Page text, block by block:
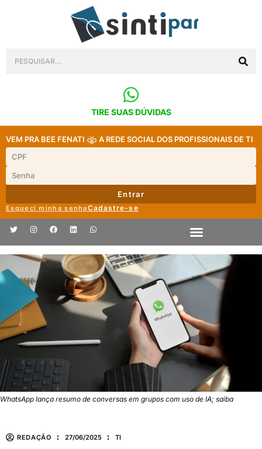
TIRE SUAS DÚVIDAS
VEM PRA BEE FENATI A REDE SOCIAL DOS PROFISSIONAIS DE TI
Entrar
Esqueci minha senhaCadastre-se
WhatsApp lança resumo de conversas em grupos com uso de IA; saiba
REDAÇÃO 27/06/2025 TI